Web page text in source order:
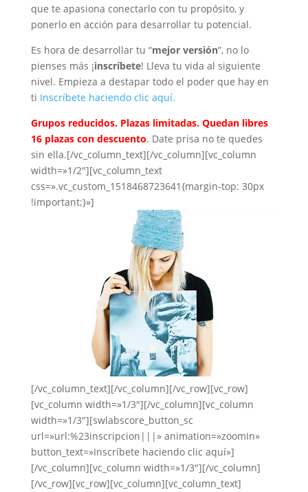
que te apasiona conectarlo con tu propósito, y
ponerlo en acción para desarrollar tu potencial.
Es hora de desarrollar tu “mejor versión”, no lo
pienses más ¡inscríbete! Lleva tu vida al siguiente
nivel. Empieza a destapar todo el poder que hay en
ti Inscríbete haciendo clic aquí.
Grupos reducidos. Plazas limitadas. Quedan libres
16 plazas con descuento. Date prisa no te quedes
sin ella.[/vc_column_text][/vc_column][vc_column
width=»1/2″][vc_column_text
css=».vc_custom_1518468723641{margin-top: 30px
!important;}»]
[/vc_column_text][/vc_column][/vc_row][vc_row]
[vc_column width=»1/3″][/vc_column][vc_column
width=»1/3″][swlabscore_button_sc
url=»url:%23inscripcion|||» animation=»zoomIn»
button_text=»Inscríbete haciendo clic aquí»]
[/vc_column][vc_column width=»1/3″][/vc_column]
[/vc_row][vc_row][vc_column][vc_column_text]